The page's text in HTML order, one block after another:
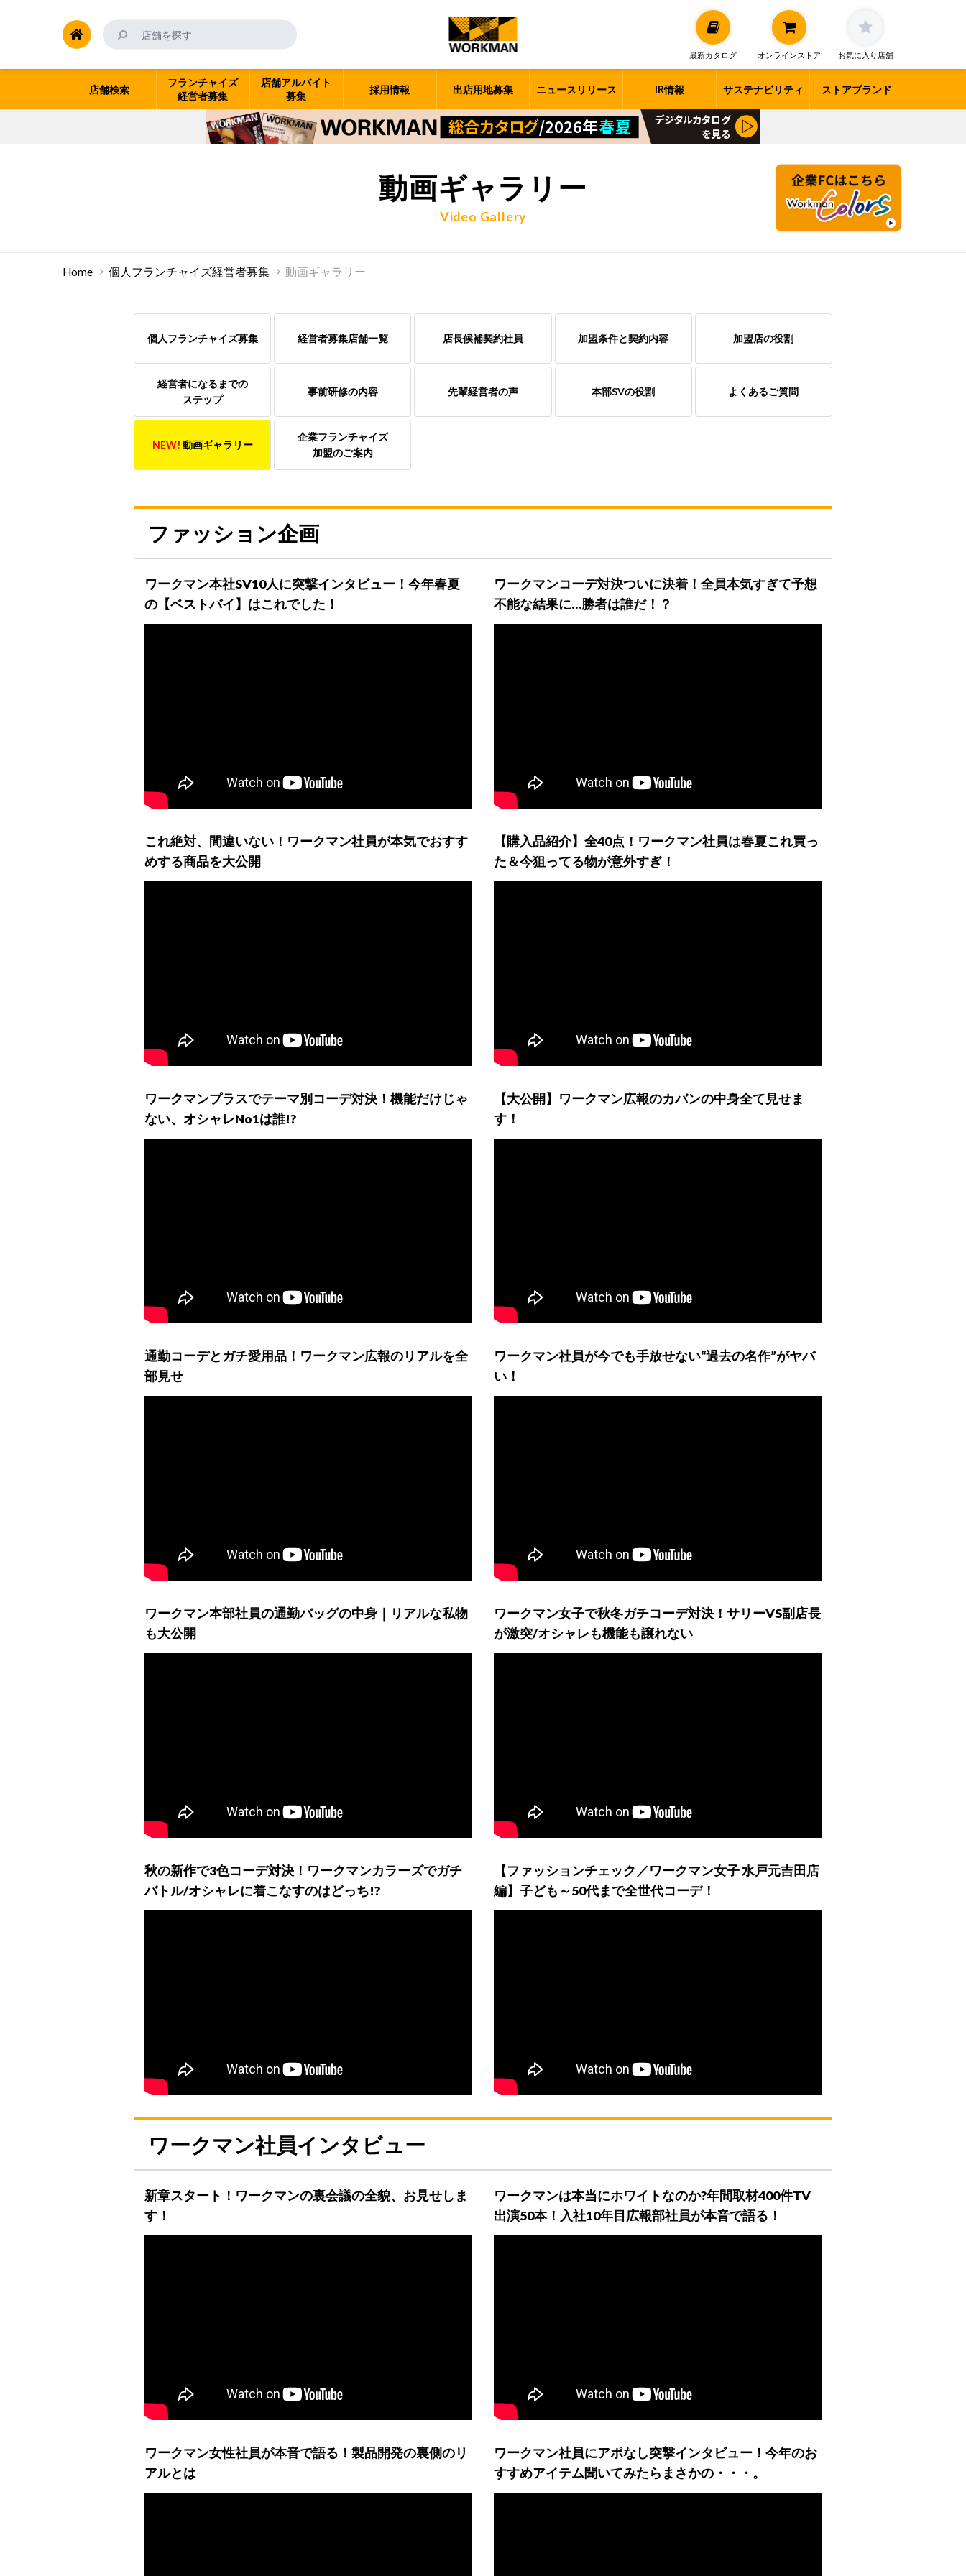
最新カタログ オンラインストア お気に入り店舗
フランチャイズ
経営者募集
店舗検索
店舗アルバイト
募集
採用情報 出店用地募集 ニュースリリース IR情報 サステナビリティ ストアブランド
動画ギャラリー
Video Gallery
Home 個人フランチャイズ経営者募集 動画ギャラリー
個人フランチャイズ募集 経営者募集店舗一覧 店長候補契約社員 加盟条件と契約内容 加盟店の役割
経営者になるまでの
ステップ
事前研修の内容 先輩経営者の声 本部SVの役割 よくあるご質問
NEW! 動画ギャラリー
企業フランチャイズ
加盟のご案内
ファッション企画
ワークマン本社SV10人に突撃インタビュー！今年春夏
の【ベストバイ】はこれでした！
ワークマンコーデ対決ついに決着！全員本気すぎて予想
不能な結果に…勝者は誰だ！？
これ絶対、間違いない！ワークマン社員が本気でおすす
めする商品を大公開
【購入品紹介】全40点！ワークマン社員は春夏これ買っ
た＆今狙ってる物が意外すぎ！
ワークマンプラスでテーマ別コーデ対決！機能だけじゃ
ない、オシャレNo1は誰!?
【大公開】ワークマン広報のカバンの中身全て見せま
す！
通勤コーデとガチ愛用品！ワークマン広報のリアルを全
部見せ
ワークマン社員が今でも手放せない“過去の名作”がヤバ
い！
ワークマン本部社員の通勤バッグの中身｜リアルな私物
も大公開
ワークマン女子で秋冬ガチコーデ対決！サリーVS副店長
が激突/オシャレも機能も譲れない
秋の新作で3色コーデ対決！ワークマンカラーズでガチ
バトル/オシャレに着こなすのはどっち!?
【ファッションチェック／ワークマン女子 水戸元吉田店
編】子ども～50代まで全世代コーデ！
ワークマン社員インタビュー
新章スタート！ワークマンの裏会議の全貌、お見せしま
す！
ワークマンは本当にホワイトなのか?年間取材400件TV
出演50本！入社10年目広報部社員が本音で語る！
ワークマン女性社員が本音で語る！製品開発の裏側のリ
アルとは
ワークマン社員にアポなし突撃インタビュー！今年のお
すすめアイテム聞いてみたらまさかの・・・。